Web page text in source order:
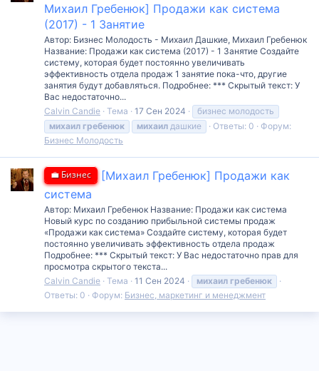
Михаил Гребенюк] Продажи как система
(2017) - 1 Занятие
Автор: Бизнес Молодость - Михаил Дашкие, Михаил Гребенюк
Название: Продажи как система (2017) - 1 Занятие Создайте
систему, которая будет постоянно увеличивать
эффективность отдела продаж 1 занятие пока-что, другие
занятия будут добавляться. Подробнее: *** Скрытый текст: У
Вас недостаточно...
Calvin Candie Тема 17 Сен 2024
бизнес молодость
михаил гребенюк михаил дашкие Ответы: 0
Форум:
Бизнес Молодость
💼 Бизнес
[Михаил Гребенюк] Продажи как
система
Автор: Михаил Гребенюк Название: Продажи как система
Новый курс по созданию прибыльной системы продаж
«Продажи как система» Создайте систему, которая будет
постоянно увеличивать эффективность отдела продаж
Подробнее: *** Скрытый текст: У Вас недостаточно прав для
просмотра скрытого текста...
Calvin Candie Тема 11 Сен 2024 михаил гребенюк
Ответы: 0
Форум: Бизнес, маркетинг и менеджмент